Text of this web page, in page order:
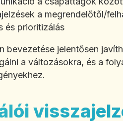
a megrendelőtől/
és prioritizálás
bevezetése jelentősen
a változásokra, és a